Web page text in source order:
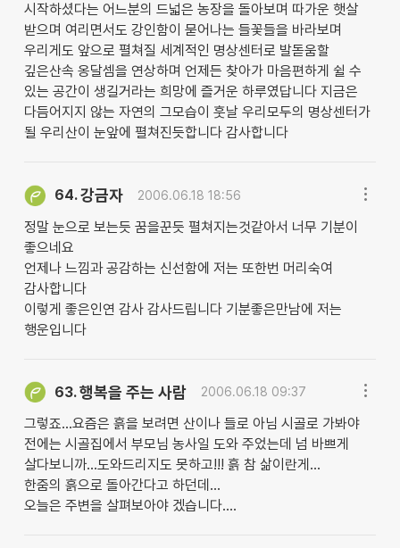
시작하셨다는 어느분의 드넓은 농장을 돌아보며 따가운 햇살
받으며 여리면서도 강인함이 묻어나는 들꽃들을 바라보며
우리게도 앞으로 펼쳐질 세계적인 명상센터로 발돋움할
깊은산속 옹달셈을 연상하며 언제든 찾아가 마음편하게 쉴 수
있는 공간이 생길거라는 희망에 즐거운 하루였답니다 지금은
다듬어지지 않는 자연의 그모습이 훗날 우리모두의 명상센터가
될 우리산이 눈앞에 펼쳐진듯합니다 감사합니다
64.강금자 2006.06.18 18:56
정말 눈으로 보는듯 꿈을꾼듯 펼쳐지는것같아서 너무 기분이
좋으네요
언제나 느낌과 공감하는 신선함에 저는 또한번 머리숙여
감사합니다
이렇게 좋은인연 감사 감사드립니다 기분좋은만남에 저는
행운입니다
63.행복을 주는 사람 2006.06.18 09:37
그렇죠...요즘은 흙을 보려면 산이나 들로 아님 시골로 가봐야
전에는 시골집에서 부모님 농사일 도와 주었는데 넘 바쁘게
살다보니까...도와드리지도 못하고!!! 흙 참 삶이란게...
한줌의 흙으로 돌아간다고 하던데...
오늘은 주변을 살펴보아야 겠습니다....